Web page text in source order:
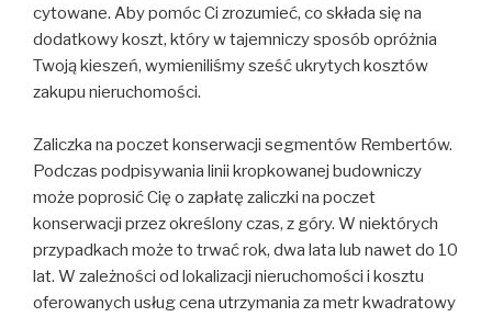
cytowane. Aby pomóc Ci zrozumieć, co składa się na
dodatkowy koszt, który w tajemniczy sposób opróżnia
Twoją kieszeń, wymieniliśmy sześć ukrytych kosztów
zakupu nieruchomości.
Zaliczka na poczet konserwacji segmentów Rembertów.
Podczas podpisywania linii kropkowanej budowniczy
może poprosić Cię o zapłatę zaliczki na poczet
konserwacji przez określony czas, z góry. W niektórych
przypadkach może to trwać rok, dwa lata lub nawet do 10
lat. W zależności od lokalizacji nieruchomości i kosztu
oferowanych usług cena utrzymania za metr kwadratowy